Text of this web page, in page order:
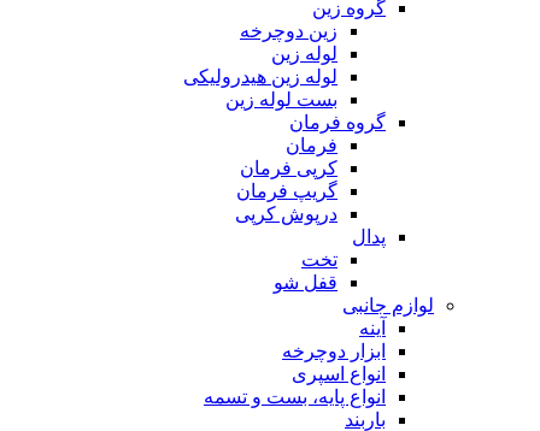
گروه زین
زین دوچرخه
لوله زین
لوله زین هیدرولیکی
بست لوله زین
گروه فرمان
فرمان
کرپی فرمان
گریپ فرمان
درپوش کرپی
پدال
تخت
قفل شو
لوازم جانبی
آینه
ابزار دوچرخه
انواع اسپری
انواع پایه، بست و تسمه
باربند